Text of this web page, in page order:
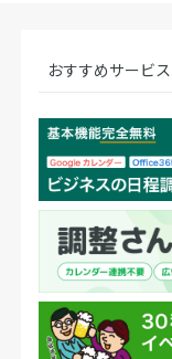
おすすめサービス